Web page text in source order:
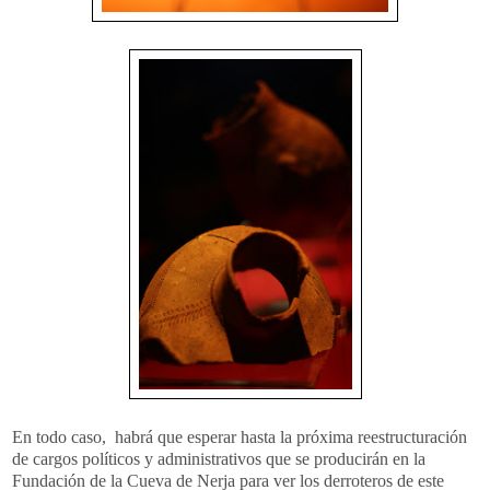
En todo caso, habrá que esperar hasta la próxima reestructuración
de cargos políticos y administrativos que se producirán en la
Fundación de la Cueva de Nerja para ver los derroteros de este